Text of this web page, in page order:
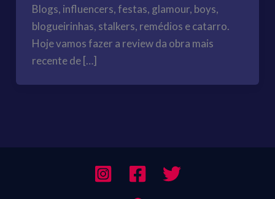
Blogs, influencers, festas, glamour, boys,
blogueirinhas, stalkers, remédios e catarro.
Hoje vamos fazer a review da obra mais
recente de […]